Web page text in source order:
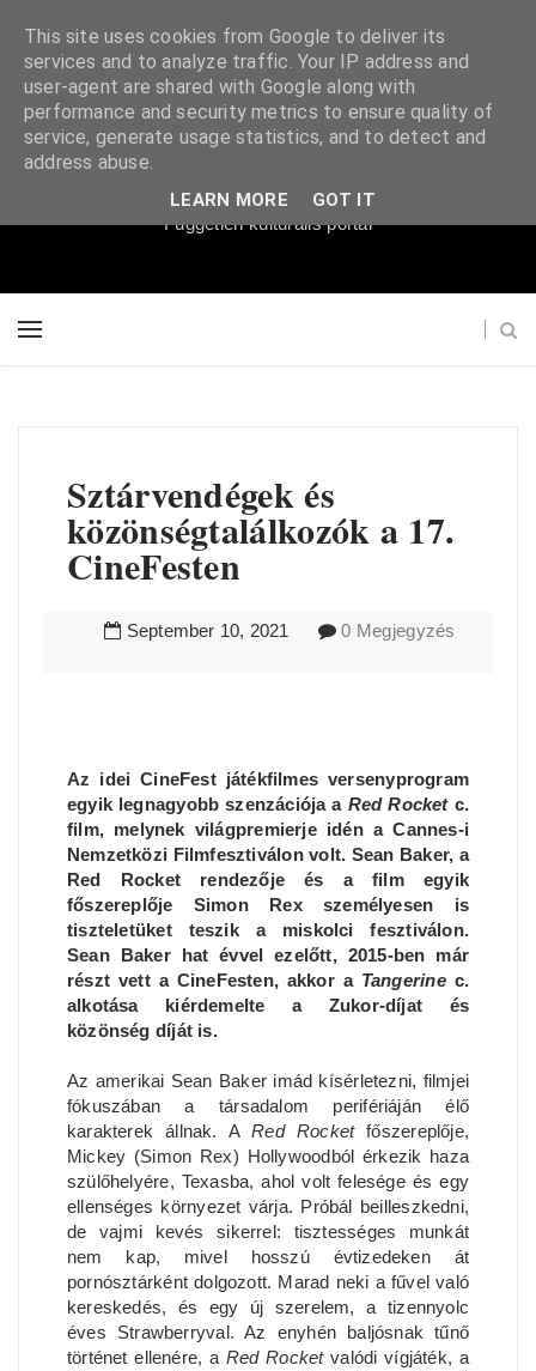
Súgópéldány
Független kulturális portál
Sztárvendégek és
közönségtalálkozók a 17.
CineFesten
September 10, 2021 0 Megjegyzés
Az idei CineFest játékfilmes versenyprogram
egyik legnagyobb szenzációja a Red Rocket c.
film, melynek világpremierje idén a Cannes-i
Nemzetközi Filmfesztiválon volt. Sean Baker, a
Red Rocket rendezője és a film egyik
főszereplője Simon Rex személyesen is
tiszteletüket teszik a miskolci fesztiválon.
Sean Baker hat évvel ezelőtt, 2015-ben már
részt vett a CineFesten, akkor a Tangerinec.
alkotása kiérdemelte a Zukor-díjat és
közönség díját is.
Az amerikai Sean Baker imád kísérletezni, filmjei
fókuszában a társadalom perifériáján élő
karakterek állnak. ARed Rocketfőszereplője,
Mickey (Simon Rex) Hollywoodból érkezik haza
szülőhelyére, Texasba, ahol volt felesége és egy
ellenséges környezet várja. Próbál beilleszkedni,
de vajmi kevés sikerrel: tisztességes munkát
nem kap, mivel hosszú évtizedeken át
pornósztárként dolgozott. Marad neki a fűvel való
kereskedés, és egy új szerelem, a tizennyolc
éves Strawberryval. Az enyhén baljósnak tűnő
történet ellenére, a Red Rocketvalódi vígjáték, a
This site uses cookies from Google to deliver its
services and to analyze traffic. Your IP address and
user-agent are shared with Google along with
performance and security metrics to ensure quality of
service, generate usage statistics, and to detect and
address abuse.
LEARN MORE GOT IT